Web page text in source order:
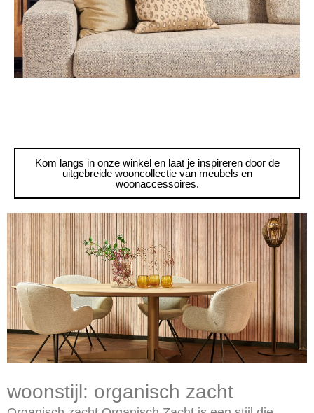
Kom langs in onze winkel en laat je inspireren door de
uitgebreide wooncollectie van meubels en
woonaccessoires.
woonstijl: organisch zacht